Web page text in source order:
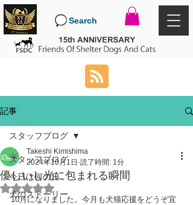
Search
記事
スタッフブログ
今日は何の日
犬のストーリー
スタッフブログ
優しいし光に包まれる瞬間
Takeshi Kimishima
2024年10月1日 読了時間: 1分
5つ星のうちNaNと評価されています。
10月になりました。今月も犬猫応援をどうぞ宜